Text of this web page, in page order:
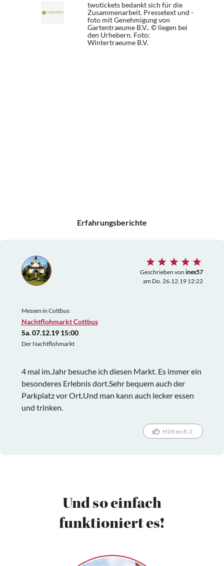
twotickets bedankt sich für die
Zusammenarbeit. Pressetext und -
foto mit Genehmigung von
Gartentraeume B.V.. © liegen bei
den Urhebern. Foto:
Wintertraeume B.V.
Erfahrungsberichte
Geschrieben von ines57
am Do. 26.12.19 12:22
Messen in Cottbus
Nachtflohmarkt Cottbus
Sa. 07.12.19 15:00
Der Nachtflohmarkt
4 mal im.Jahr besuche ich diesen Markt. Es immer ein
besonderes Erlebnis dort.Sehr bequem auch der
Parkplatz vor Ort.Und man kann auch lecker essen
und trinken.
Hilfreich 2
Und so einfach
funktioniert es!